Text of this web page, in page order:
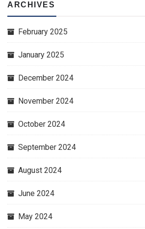
ARCHIVES
February 2025
January 2025
December 2024
November 2024
October 2024
September 2024
August 2024
June 2024
May 2024